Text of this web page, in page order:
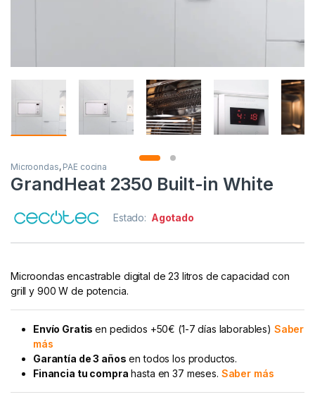
Microondas, PAE cocina
GrandHeat 2350 Built-in White
Estado: Agotado
Microondas encastrable digital de 23 litros de capacidad con
grill y 900 W de potencia.
Envío Gratisen pedidos +50€ (1-7 días laborables) Saber
más
Garantía de 3 años en todos los productos.
Financia tu compra hasta en 37 meses. Saber más